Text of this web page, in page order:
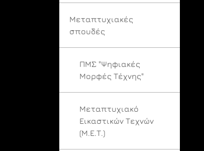
Μεταπτυχιακές
σπουδές
ΠΜΣ "Ψηφιακές
Μορφές Τέχνης"
Μεταπτυχιακό
Εικαστικών Τεχνών
(Μ.Ε.Τ.)